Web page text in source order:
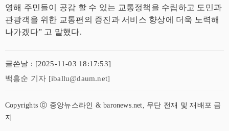
영해 주민들이 공감 할 수 있는 교통정책을 수립하고 도민과
관광객을 위한 교통편의 증진과 서비스 향상에 더욱 노력해
나가겠다” 고 말했다.
글쓴날 : [2025-11-03 18:17:53]
백흥순 기자 [iballu@daum.net]
Copyrights ⓒ 중앙뉴스라인 & baronews.net, 무단 전재 및 재배포 금
지